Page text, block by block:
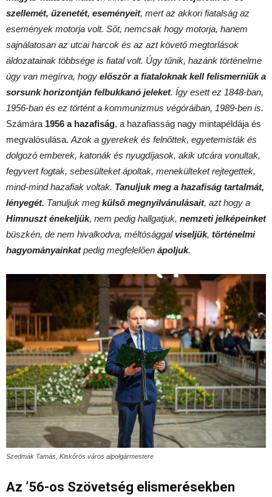
szellemét, üzenetét, eseményeit, mert az akkori fiatalság az
események motorja volt. Sőt, nemcsak hogy motorja, hanem
sajnálatosan az utcai harcok és az azt követő megtorlások
áldozatainak többsége is fiatal volt. Úgy tűnik, hazánk történelme
úgy van megírva, hogy először a fiataloknak kell felismerniük a
sorsunk horizontján felbukkanó jeleket. Így esett ez 1848-ban,
1956-ban és ez történt a kommunizmus végóráiban, 1989-ben is.
Számára 1956 a hazafiság, a hazafiasság nagy mintapéldája és
megvalósulása. Azok a gyerekek és felnőttek, egyetemisták és
dolgozó emberek, katonák és nyugdíjasok, akik utcára vonultak,
fegyvert fogtak, sebesülteket ápoltak, menekülteket rejtegettek,
mind-mind hazafiak voltak. Tanuljuk meg a hazafiság tartalmát,
lényegét. Tanuljuk meg külső megnyilvánulásait, azt hogy a
Himnuszt énekeljük, nem pedig hallgatjuk, nemzeti jelképeinket
büszkén, de nem hivalkodva, méltósággalviseljük, történelmi
hagyományainkatpedig megfelelően ápoljuk.
Szedmák Tamás, Kiskőrös város alpolgármestere
Az ’56-os Szövetség elismerésekben